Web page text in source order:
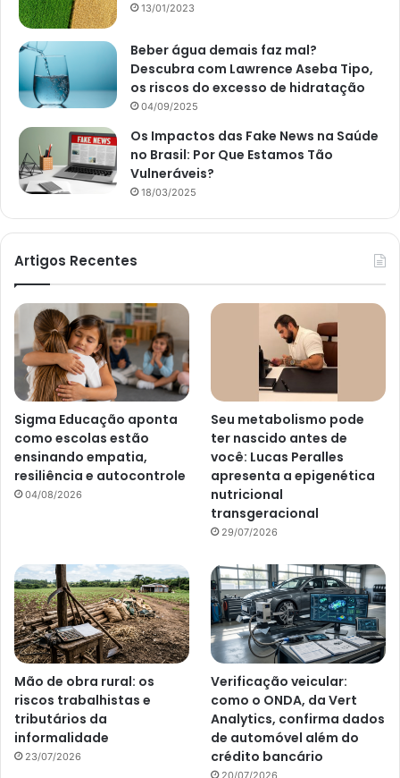
13/01/2023
Beber água demais faz mal?
Descubra com Lawrence Aseba Tipo,
os riscos do excesso de hidratação
04/09/2025
Os Impactos das Fake News na Saúde
no Brasil: Por Que Estamos Tão
Vulneráveis?
18/03/2025
Artigos Recentes
Sigma Educação aponta
como escolas estão
ensinando empatia,
resiliência e autocontrole
04/08/2026
Seu metabolismo pode
ter nascido antes de
você: Lucas Peralles
apresenta a epigenética
nutricional
transgeracional
29/07/2026
Mão de obra rural: os
riscos trabalhistas e
tributários da
informalidade
23/07/2026
Verificação veicular:
como o ONDA, da Vert
Analytics, confirma dados
de automóvel além do
crédito bancário
20/07/2026